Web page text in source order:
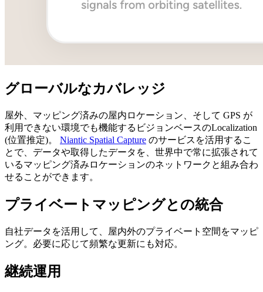
グローバルなカバレッジ
屋外、マッピング済みの屋内ロケーション、そして GPS が
利用できない環境でも機能するビジョンベースのLocalization
(位置推定)。 Niantic Spatial Capture のサービスを活用するこ
とで、データや取得したデータを、世界中で常に拡張されて
いるマッピング済みロケーションのネットワークと組み合わ
せることができます。
プライベートマッピングとの統合
自社データを活用して、屋内外のプライベート空間をマッピ
ング。必要に応じて頻繁な更新にも対応。
継続運用